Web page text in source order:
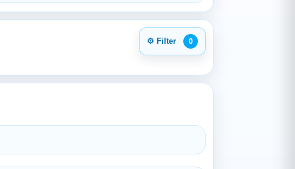
⚙️ Filter 0